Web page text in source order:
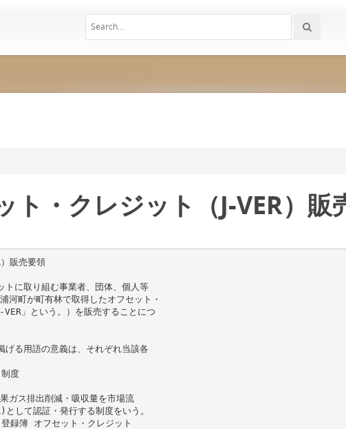
ト・クレジット（J-VER）販
販売要領
に取り組む事業者、団体、個人等
河町が町有林で取得したオフセット・
」という。）を販売することにつ
る用語の意義は、それぞれ当該各
度
ガス排出削減・吸収量を市場流
して認証・発行する制度をいう。
録簿 オフセット・クレジット